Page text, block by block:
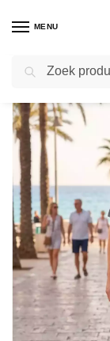
MENU
Home Herenmode